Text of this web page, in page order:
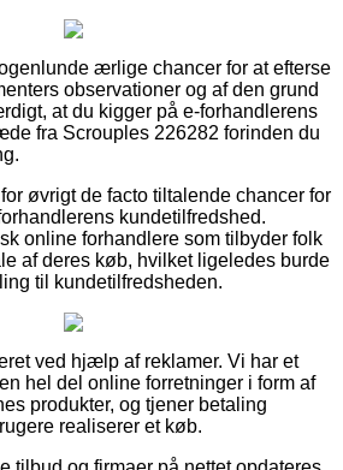
ærlige chancer for at efterse
observationer og af den grund
at du kigger på e-forhandlerens
fra Scrouples 226282 forinden du
øvrigt de facto tiltalende chancer for
kundetilfredshed.
online forhandlere som tilbyder folk
af deres køb, hvilket ligeledes burde
til kundetilfredsheden.
ved hjælp af reklamer. Vi har et
hel del online forretninger i form af
produkter, og tjener betaling
realiserer et køb.